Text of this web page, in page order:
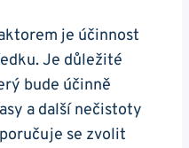
je účinnost
Je důležité
bude účinně
a další nečistoty
se zvolit